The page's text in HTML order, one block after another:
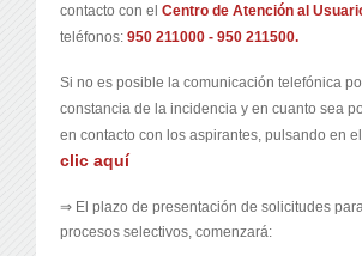
contacto con el Centro de Atención al
teléfonos: 950 211000 - 950 211500.
Si no es posible la comunicación telefónica
constancia de la incidencia y en cuanto sea
en contacto con los aspirantes, pulsando en
clic aquí
⇒ El plazo de presentación de solicitudes
procesos selectivos, comenzará: